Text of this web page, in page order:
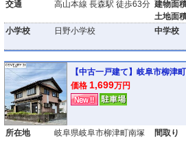
交通 高山本線 長森駅 徒歩63分 建物面
土地面
小学校 日野小学校 中学校
【中古一戸建て】岐阜市柳津
価格 1,699万円
所在地 岐阜県岐阜市柳津町南塚 間取り